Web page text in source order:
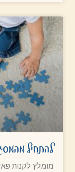
להתחיל
מומלץ לקנות